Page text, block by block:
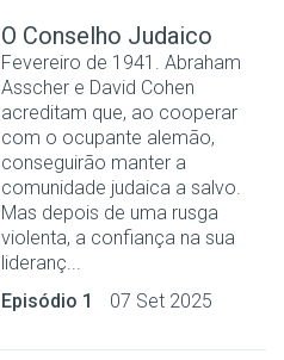
O Conselho Judaico
Fevereiro de 1941. Abraham
Asscher e David Cohen
acreditam que, ao cooperar
com o ocupante alemão,
conseguirão manter a
comunidade judaica a salvo.
Mas depois de uma rusga
violenta, a confiança na sua
lideranç...
Episódio 1
07 Set 2025